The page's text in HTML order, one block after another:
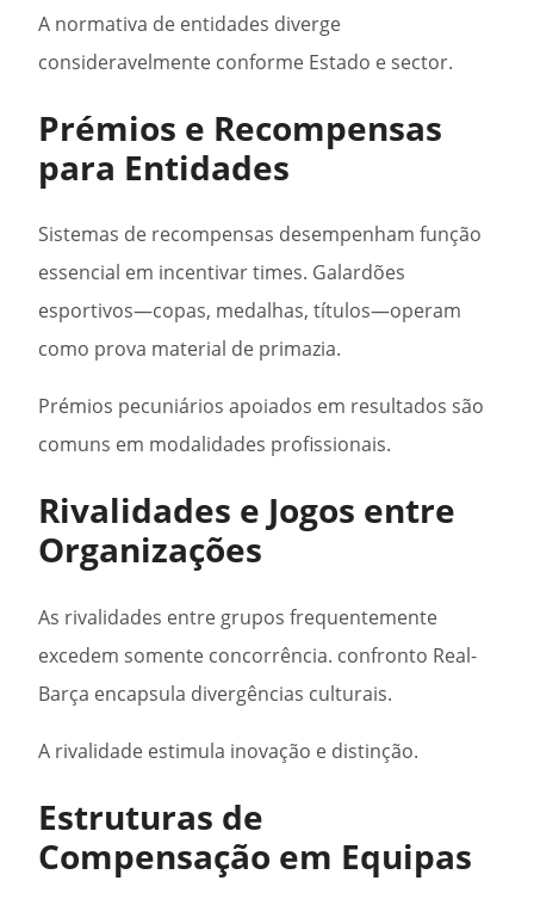
A normativa de entidades diverge
consideravelmente conforme Estado e sector.
Prémios e Recompensas
para Entidades
Sistemas de recompensas desempenham função
essencial em incentivar times. Galardões
esportivos—copas, medalhas, títulos—operam
como prova material de primazia.
Prémios pecuniários apoiados em resultados são
comuns em modalidades profissionais.
Rivalidades e Jogos entre
Organizações
As rivalidades entre grupos frequentemente
excedem somente concorrência. confronto Real-
Barça encapsula divergências culturais.
A rivalidade estimula inovação e distinção.
Estruturas de
Compensação em Equipas